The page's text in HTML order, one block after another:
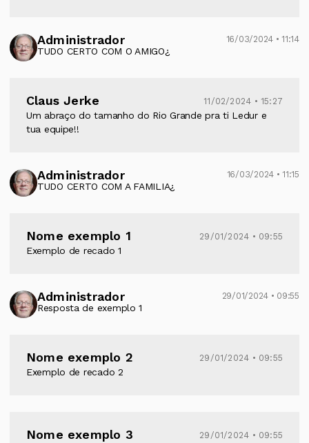
Administrador 16/03/2024 • 11:14
TUDO CERTO COM O AMIGO¿
Claus Jerke 11/02/2024 • 15:27
Um abraço do tamanho do Rio Grande pra ti Ledur e
tua equipe!!
Administrador 16/03/2024 • 11:15
TUDO CERTO COM A FAMILIA¿
Nome exemplo 1 29/01/2024 • 09:55
Exemplo de recado 1
Administrador 29/01/2024 • 09:55
Resposta de exemplo 1
Nome exemplo 2 29/01/2024 • 09:55
Exemplo de recado 2
Nome exemplo 3 29/01/2024 • 09:55